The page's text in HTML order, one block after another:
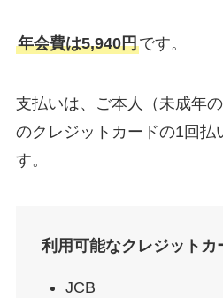
年会費は5,940円です。
支払いは、ご本人（未成年
のクレジットカードの1回払
す。
利用可能なクレジットカ
JCB